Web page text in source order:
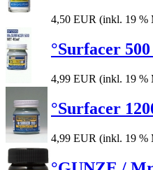
4,50 EUR (inkl. 19 %
°Surfacer
4,99 EUR (inkl. 19 %
°Surfacer
4,99 EUR (inkl. 19 %